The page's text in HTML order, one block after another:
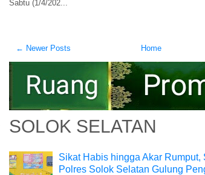
Sabtu (1/4/202...
← Newer Posts Home
SOLOK SELATAN
Sikat Habis hingga Akar Rumput,
Polres Solok Selatan Gulung